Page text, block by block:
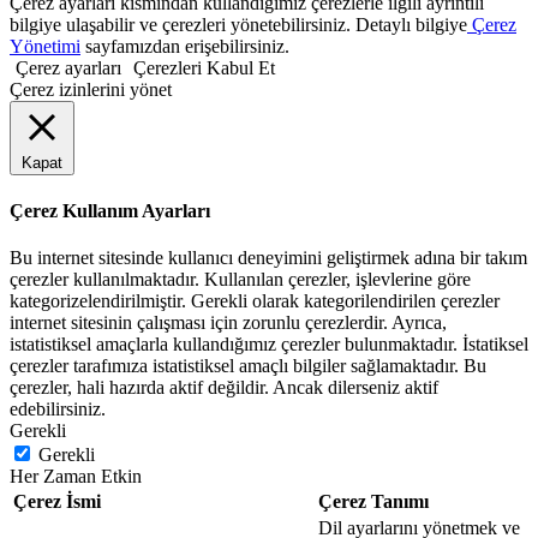
bilgiye ulaşabilir ve çerezleri yönetebilirsiniz. Detaylı bilgiye Çerez
Yönetimi sayfamızdan erişebilirsiniz.
Çerez ayarları
Çerezleri Kabul Et
Çerez izinlerini yönet
Kapat
Çerez Kullanım Ayarları
Bu internet sitesinde kullanıcı deneyimini geliştirmek adına bir takım
çerezler kullanılmaktadır. Kullanılan çerezler, işlevlerine göre
kategorizelendirilmiştir. Gerekli olarak kategorilendirilen çerezler
internet sitesinin çalışması için zorunlu çerezlerdir. Ayrıca,
istatistiksel amaçlarla kullandığımız çerezler bulunmaktadır. İstatiksel
çerezler tarafımıza istatistiksel amaçlı bilgiler sağlamaktadır. Bu
çerezler, hali hazırda aktif değildir. Ancak dilerseniz aktif
edebilirsiniz.
Gerekli
Gerekli
Her Zaman Etkin
Çerez İsmi
Çerez Tanımı
Dil ayarlarını yönetmek ve